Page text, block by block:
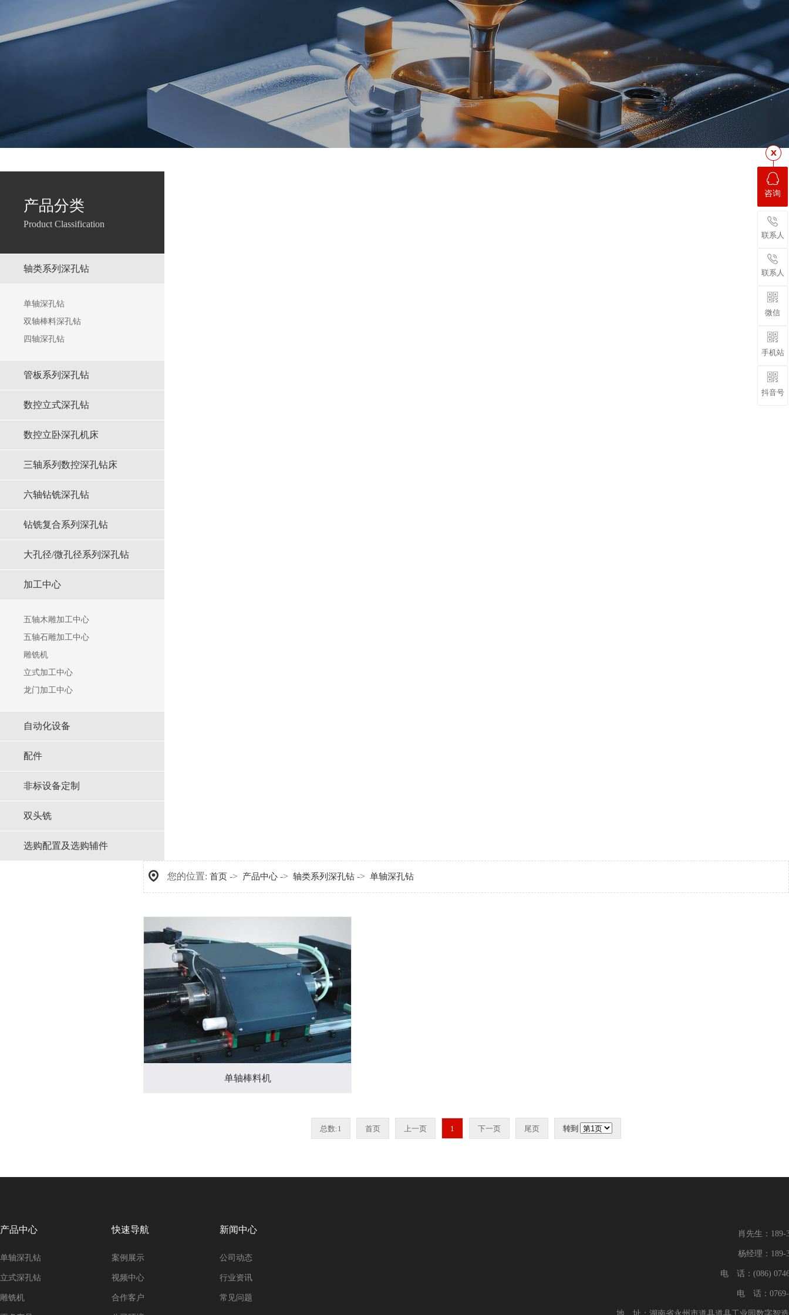
产品分类
Product Classification
轴类系列深孔钻
单轴深孔钻
双轴棒料深孔钻
四轴深孔钻
管板系列深孔钻
数控⽴式深孔钻
数控立卧深孔机床
三轴系列数控深孔钻床
六轴钻铣深孔钻
钻铣复合系列深孔钻
⼤孔径/微孔径系列深孔钻
加工中心
五轴木雕加工中心
五轴石雕加工中心
雕铣机
立式加工中心
龙门加工中心
自动化设备
配件
非标设备定制
双头铣
选购配置及选购辅件
您的位置: 首页 -> 产品中心 -> 轴类系列深孔钻 -> 单轴深孔钻
单轴棒料机
总数:1 首页 上一页 1 下一页 尾页 转到
产品中心
单轴深孔钻
立式深孔钻
雕铣机
快速导航
案例展示
视频中心
合作客户
新闻中心
公司动态
行业资讯
常见问题
肖先生：189-
杨经理：189-
电 话：(086)
电 话：0769-
地 址：湖南省永州市道县道县工业园数字智
咨询
联系人
联系人
微信
手机站
抖音号